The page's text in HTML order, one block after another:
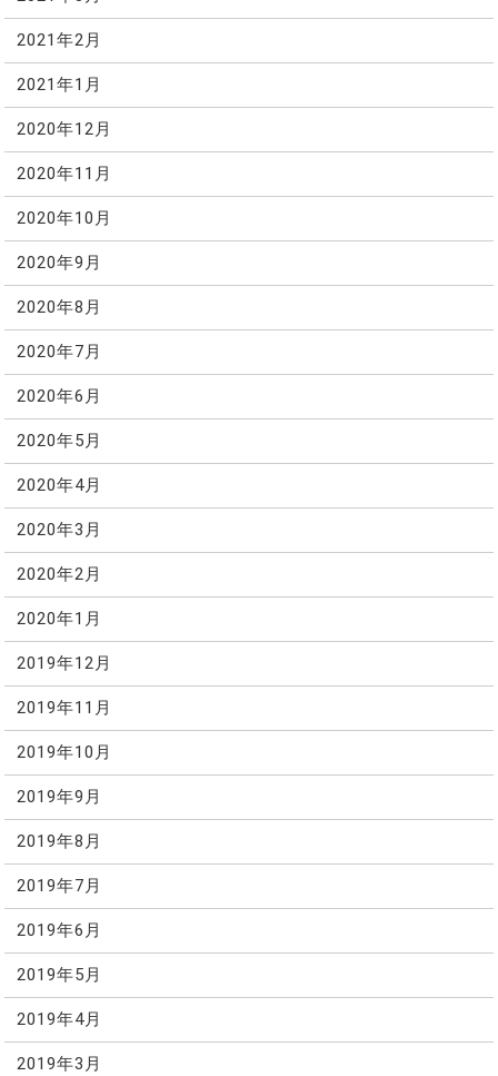
2021年2月
2021年1月
2020年12月
2020年11月
2020年10月
2020年9月
2020年8月
2020年7月
2020年6月
2020年5月
2020年4月
2020年3月
2020年2月
2020年1月
2019年12月
2019年11月
2019年10月
2019年9月
2019年8月
2019年7月
2019年6月
2019年5月
2019年4月
2019年3月